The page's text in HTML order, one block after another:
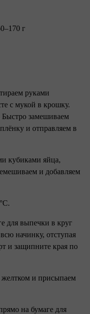
г
руками
с мукой в крошку.
Быстро замешиваем
и отправляем в
кубиками яйца,
и добавляем
для выпечки в круг
начинку, отступая
и защипните края по
и присыпаем
на бумаге для